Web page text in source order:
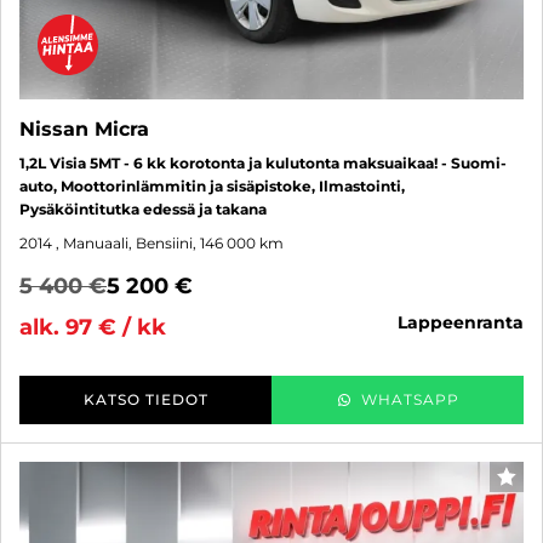
Nissan Micra
1,2L Visia 5MT - 6 kk korotonta ja kulutonta maksuaikaa! - Suomi-
auto, Moottorinlämmitin ja sisäpistoke, Ilmastointi,
Pysäköintitutka edessä ja takana
2014 , Manuaali, Bensiini, 146 000 km
5 400 €5 200 €
alk. 97 € / kk
lappeenranta
KATSO TIEDOT WHATSAPP